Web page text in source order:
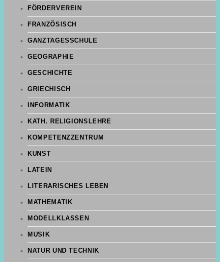
FÖRDERVEREIN
FRANZÖSISCH
GANZTAGESSCHULE
GEOGRAPHIE
GESCHICHTE
GRIECHISCH
INFORMATIK
KATH. RELIGIONSLEHRE
KOMPETENZZENTRUM
KUNST
LATEIN
LITERARISCHES LEBEN
MATHEMATIK
MODELLKLASSEN
MUSIK
NATUR UND TECHNIK